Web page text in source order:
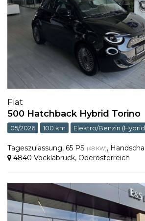
Fiat
500 Hatchback Hybrid Torino
05/2026 100 km Elektro/Benzin
Tageszulassung, 65 PS (48 KW),
4840 Vöcklabruck, Oberösterreich